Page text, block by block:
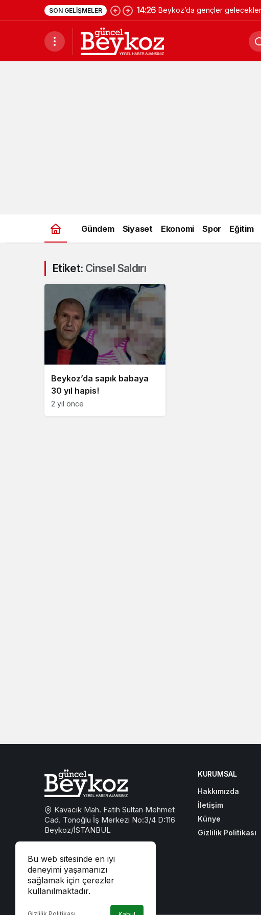
SON GELIŞMELER 14:26 Beykoz’da gençler
Gündem Siyaset Ekonomi Spor Eğitim
Etiket: Cinsel Saldırı
Beykoz’da sapık babaya
30 yıl hapis!
2 yıl önce
Bu web sitesinde en iyi
deneyimi yaşamanızı
sağlamak için çerezler
kullanılmaktadır.
Kavacık Mah. Fatih Sultan Mehmet
Cad. Tonoğlu İş Merkezi No:3/4 D:116
Beykoz/İSTANBUL
beykozguncel@gmail.com
iletisim@beykozguncel.com
KURUMSAL
Hakkımızda
İletişim
Künye
Gizlilik Politikası